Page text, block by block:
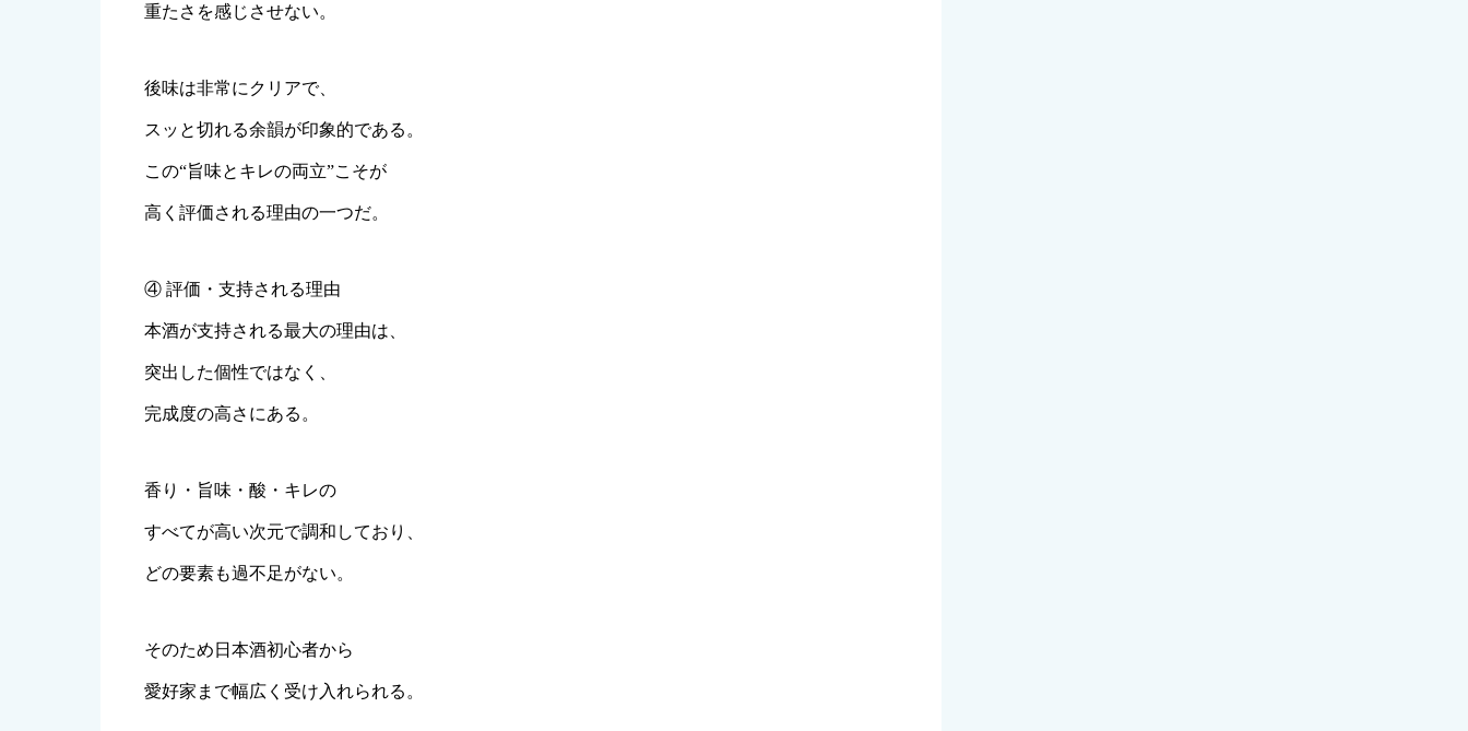
重たさを感じさせない。
後味は非常にクリアで、
スッと切れる余韻が印象的である。
この“旨味とキレの両立”こそが
高く評価される理由の一つだ。
④ 評価・支持される理由
本酒が支持される最大の理由は、
突出した個性ではなく、
完成度の高さにある。
香り・旨味・酸・キレの
すべてが高い次元で調和しており、
どの要素も過不足がない。
そのため日本酒初心者から
愛好家まで幅広く受け入れられる。